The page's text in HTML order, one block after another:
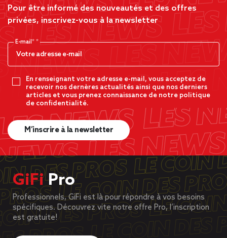
Pour être informé des nouveautés et des offres
privées, inscrivez-vous à la newsletter
E-mail*
En renseignant votre adresse e-mail, vous acceptez de
recevoir nos dernères actualités ainsi que nos derniers
articles et vous prenez connaissance de notre politique
de confidentialité.
M’inscrire à la newsletter
GiFiPro
Professionnels, GiFi est là pour répondre à vos besoins
spécifiques. Découvrez vite notre offre Pro, l’inscription
est gratuite!